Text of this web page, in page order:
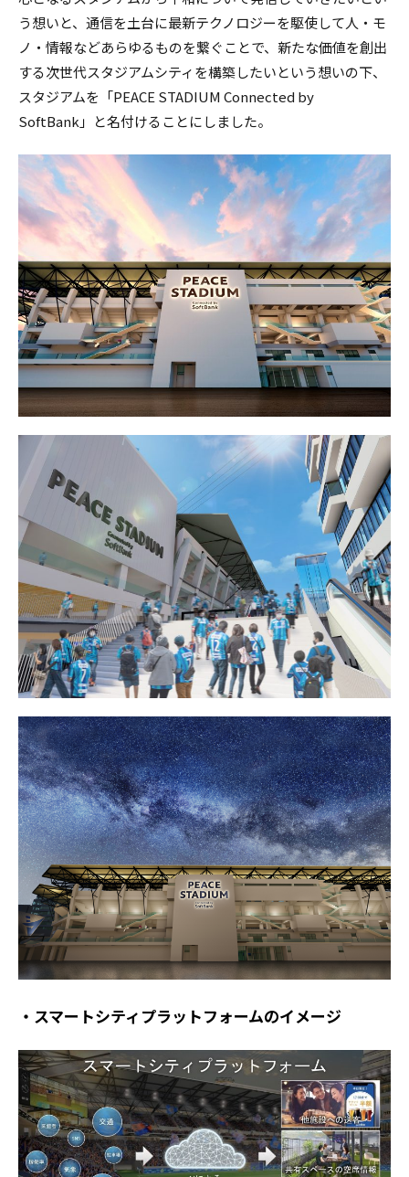
う想いと、通信を土台に最新テクノロジーを駆使して人・モ
ノ・情報などあらゆるものを繋ぐことで、新たな価値を創出
する次世代スタジアムシティを構築したいという想いの下、
スタジアムを「PEACE STADIUM Connected by
SoftBank」と名付けることにしました。
・スマートシティプラットフォームのイメージ